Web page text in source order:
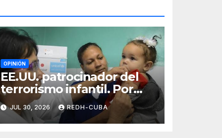
OPINIÓN
EE.UU. patrocinador del
terrorismo infantil. Por
Ramón Pedregal
Casanova
JUL 30, 2026 REDH-CUBA